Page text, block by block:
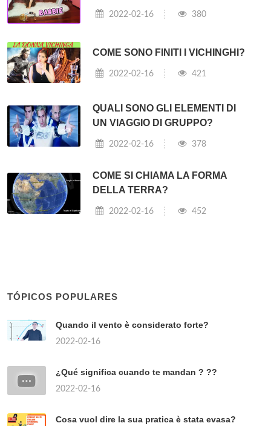
2022-02-16 380
COME SONO FINITI I VICHINGHI?
2022-02-16 421
QUALI SONO GLI ELEMENTI DI
UN VIAGGIO DI GRUPPO?
2022-02-16 378
COME SI CHIAMA LA FORMA
DELLA TERRA?
2022-02-16 452
TÓPICOS POPULARES
Quando il vento è considerato forte?
2022-02-16
¿Qué significa cuando te mandan ? ??
2022-02-16
Cosa vuol dire la sua pratica è stata evasa?